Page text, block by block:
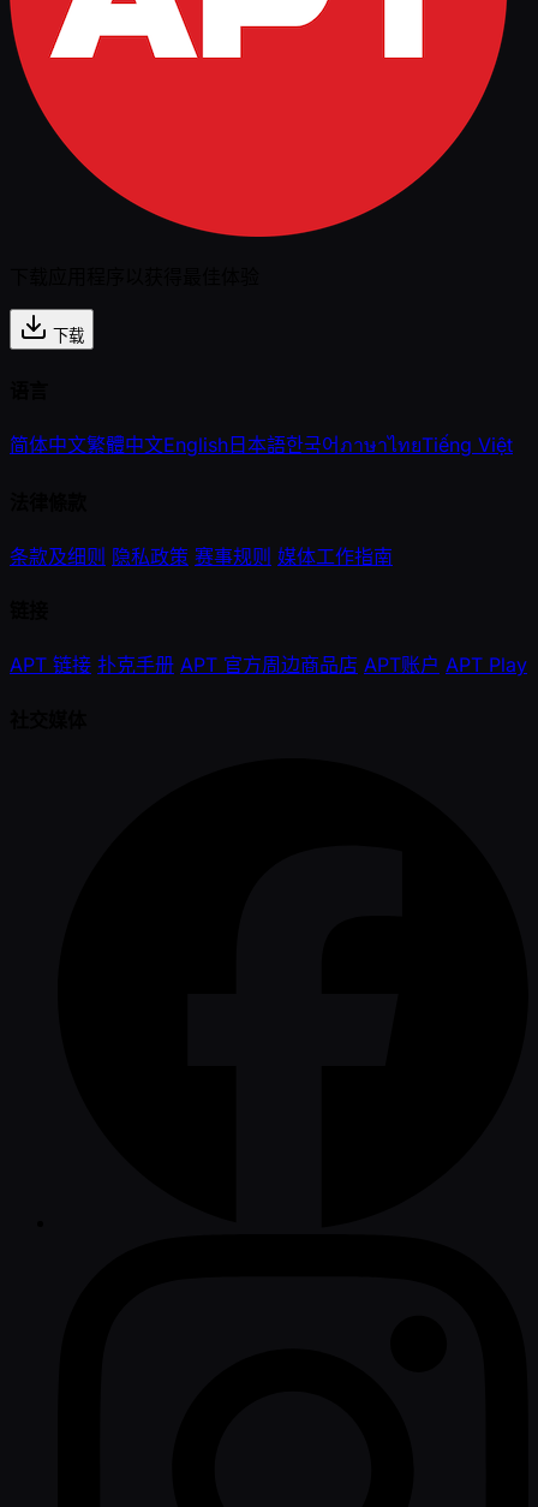
下载
简体中文繁體中文English 日本語한국어ภาษาไทยTiếng Việt
条款及细则 隐私政策 赛事规则 媒体工作指南
APT 链接 扑克手册 APT 官方周边商品店 APT账户 APT Play